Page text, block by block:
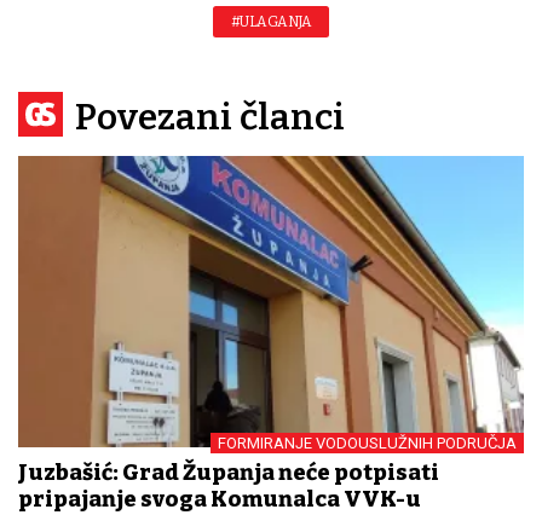
#ULAGANJA
Povezani članci
FORMIRANJE VODOUSLUŽNIH PODRUČJA
Juzbašić: Grad Županja neće potpisati
pripajanje svoga Komunalca VVK-u